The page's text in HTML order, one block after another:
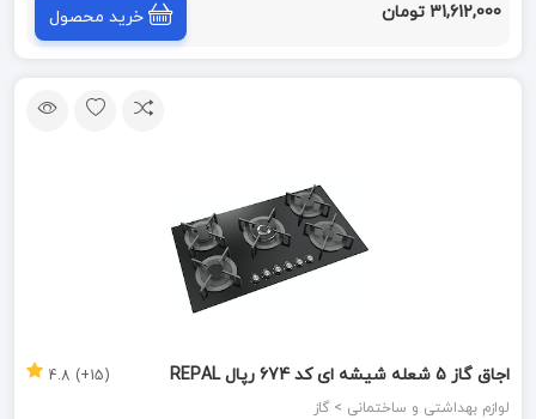
31,612,000 تومان خرید محصول
اجاق گاز 5 شعله شیشه ای کد 674 رپال REPAL
لوازم بهداشتی و ساختمانی > گاز
(15+) 4.8